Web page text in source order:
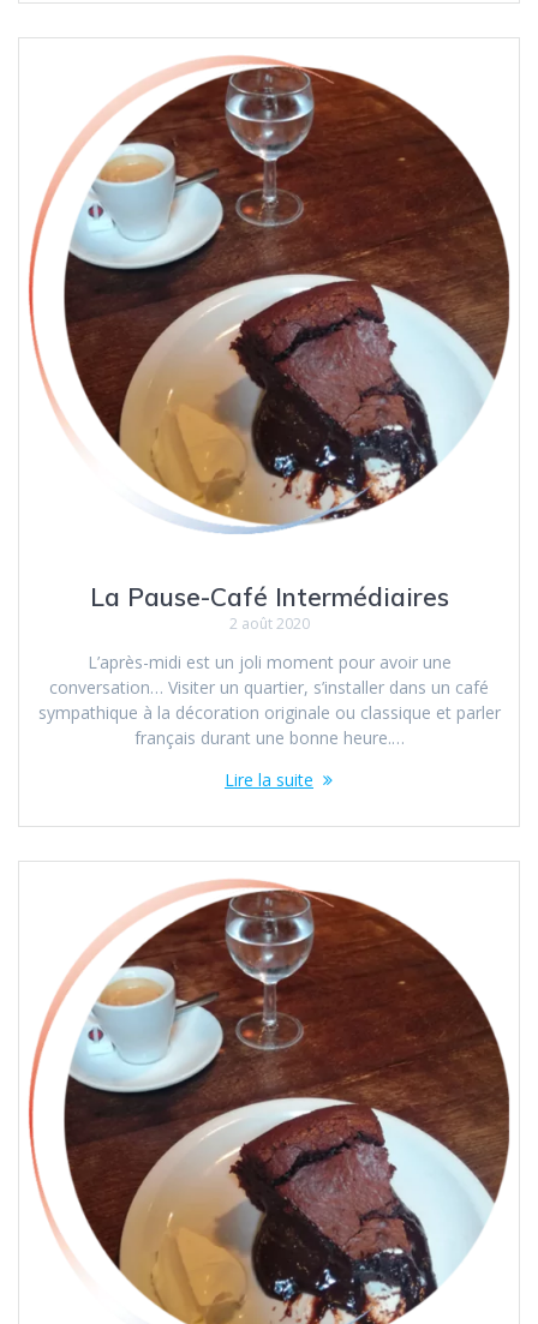
La Pause-Café Intermédiaires
2 août 2020
L’après-midi est un joli moment pour avoir une
conversation… Visiter un quartier, s’installer dans un café
sympathique à la décoration originale ou classique et parler
français durant une bonne heure.…
Lire la suite